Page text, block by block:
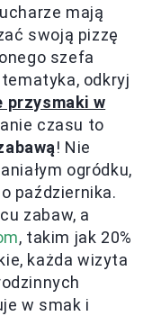
mają
swoją pizzę
szefa
odkryj
przysmaki w
czasu to
! Nie
ogródku,
października.
zabaw, a
, takim jak 20%
każda wizyta
w smak i